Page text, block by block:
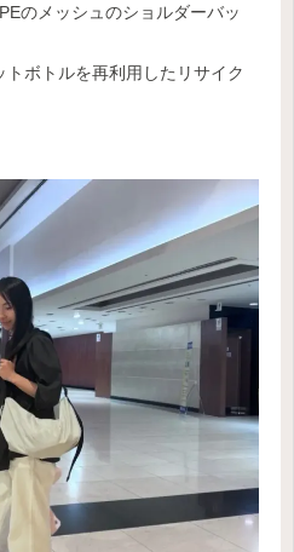
のメッシュのショルダーバッ
ボトルを再利用したリサイク